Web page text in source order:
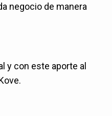
negocio de manera
y con este aporte al